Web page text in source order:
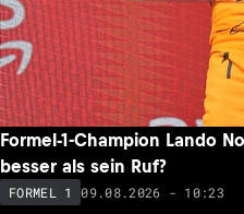
Formel-1-Champion Lando
besser als sein Ruf?
FORMEL 1 09.08.2026 - 10:23